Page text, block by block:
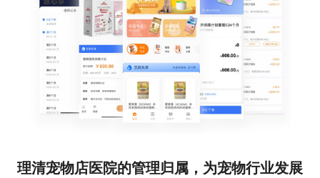
理清宠物店医院的管理归属，为宠物行业发展